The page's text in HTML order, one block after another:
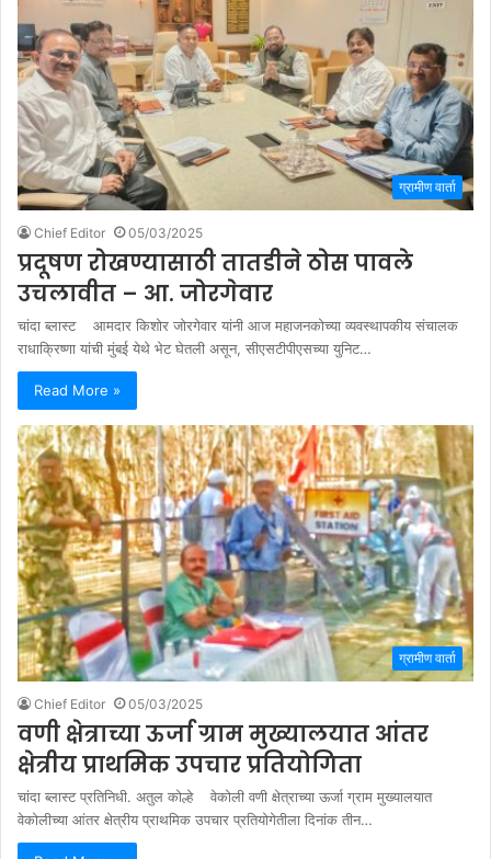
ग्रामीण वार्ता
Chief Editor 05/03/2025
प्रदूषण रोखण्यासाठी तातडीने ठोस पावले
उचलावीत – आ. जोरगेवार
चांदा ब्लास्ट आमदार किशोर जोरगेवार यांनी आज महाजनकोच्या व्यवस्थापकीय संचालक
राधाक्रिष्णा यांची मुंबई येथे भेट घेतली असून, सीएसटीपीएसच्या युनिट…
Read More »
ग्रामीण वार्ता
Chief Editor 05/03/2025
वणी क्षेत्राच्या ऊर्जा ग्राम मुख्यालयात आंतर
क्षेत्रीय प्राथमिक उपचार प्रतियोगिता
चांदा ब्लास्ट प्रतिनिधी. अतुल कोल्हे वेकोली वणी क्षेत्राच्या ऊर्जा ग्राम मुख्यालयात
वेकोलीच्या आंतर क्षेत्रीय प्राथमिक उपचार प्रतियोगेतीला दिनांक तीन…